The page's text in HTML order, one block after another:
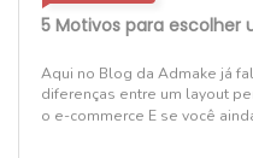
5 Motivos para escolher
Aqui no Blog da Admake já
diferenças entre um layout
o e-commerce E se você